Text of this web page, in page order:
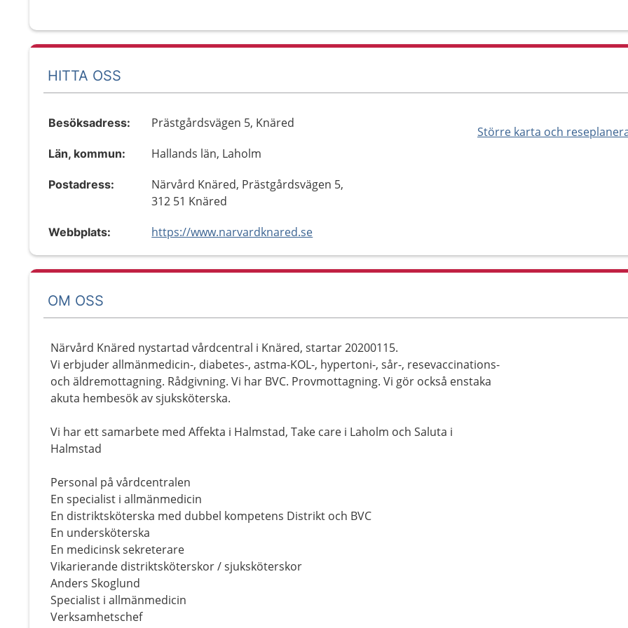
HITTA OSS
Större karta och
Besöksadress: Prästgårdsvägen 5, Knäred
Län, kommun: Hallands län, Laholm
Postadress:
Närvård Knäred, Prästgårdsvägen 5,
312 51 Knäred
Webbplats: https://www.narvardknared.se
OM OSS
Närvård Knäred nystartad vårdcentral i Knäred, startar 20200115.
Vi erbjuder allmänmedicin-, diabetes-, astma-KOL-, hypertoni-, sår-, resevaccinations-
och äldremottagning. Rådgivning. Vi har BVC. Provmottagning. Vi gör också enstaka
akuta hembesök av sjuksköterska.
Vi har ett samarbete med Affekta i Halmstad, Take care i Laholm och Saluta i
Halmstad
Personal på vårdcentralen
En specialist i allmänmedicin
En distriktsköterska med dubbel kompetens Distrikt och BVC
En undersköterska
En medicinsk sekreterare
Vikarierande distriktsköterskor / sjuksköterskor
Anders Skoglund
Specialist i allmänmedicin
Verksamhetschef